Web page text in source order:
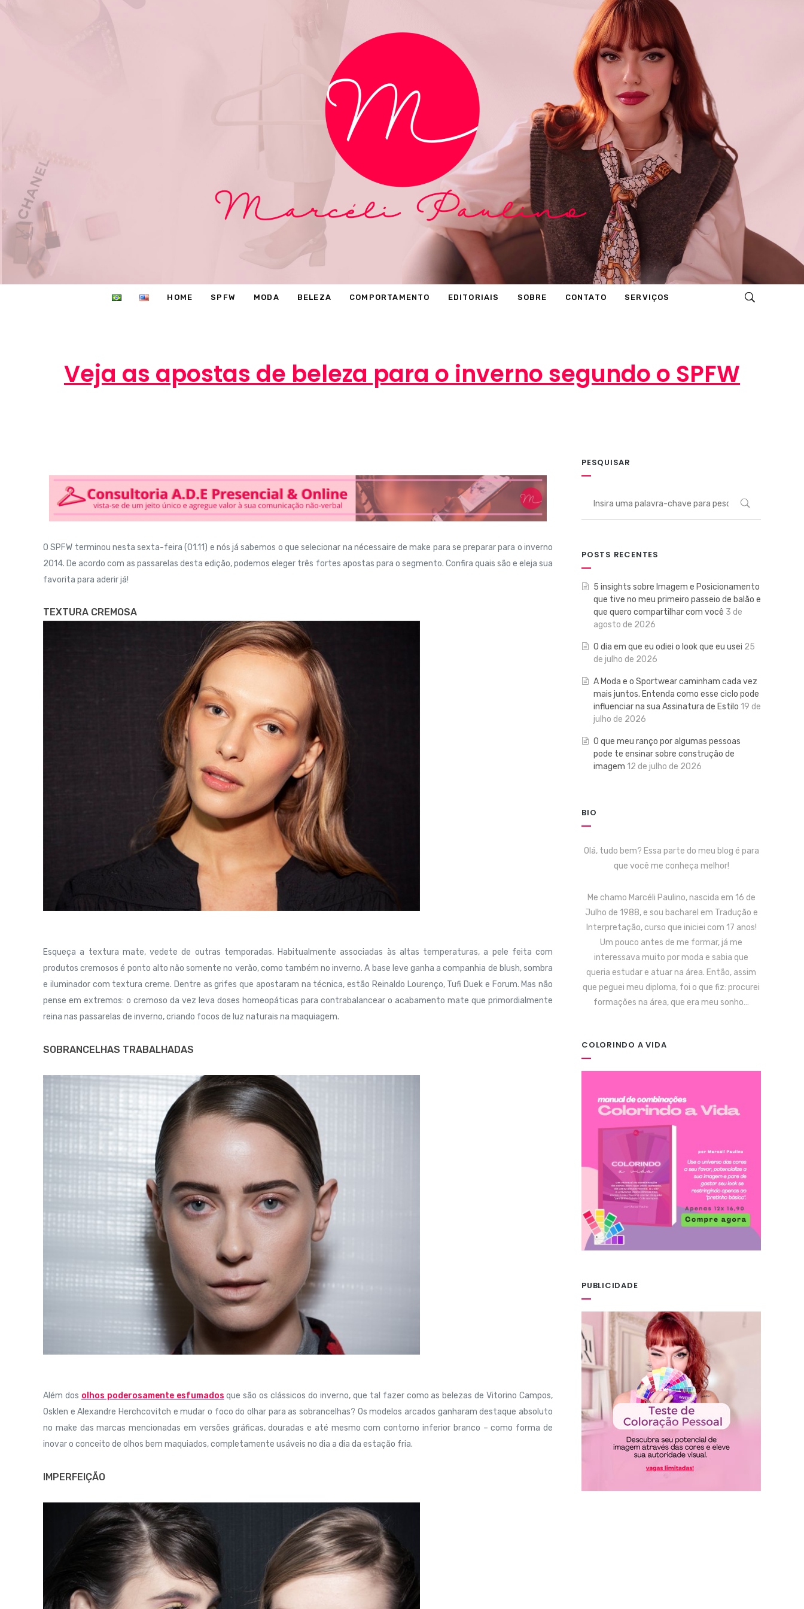
HOME SPFW MODA BELEZA COMPORTAMENTO EDITORIAIS SOBRE CONTATO SERVIÇOS
Veja as apostas de beleza para o inverno segundo o SPFW
O SPFW terminou nesta sexta-feira (01.11) e nós já sabemos o que selecionar na nécessaire de make para se preparar para o inverno
2014. De acordo com as passarelas desta edição, podemos eleger três fortes apostas para o segmento. Confira quais são e eleja sua
favorita para aderir já!
TEXTURA CREMOSA
Esqueça a textura mate, vedete de outras temporadas. Habitualmente associadas às altas temperaturas, a pele feita com
produtos cremosos é ponto alto não somente no verão, como também no inverno. A base leve ganha a companhia de blush, sombra
e iluminador com textura creme. Dentre as grifes que apostaram na técnica, estão Reinaldo Lourenço, Tufi Duek e Forum. Mas não
pense em extremos: o cremoso da vez leva doses homeopáticas para contrabalancear o acabamento mate que primordialmente
reina nas passarelas de inverno, criando focos de luz naturais na maquiagem.
SOBRANCELHAS TRABALHADAS
Além dos olhos poderosamente esfumados que são os clássicos do inverno, que tal fazer como as belezas de Vitorino Campos,
Osklen e Alexandre Herchcovitch e mudar o foco do olhar para as sobrancelhas? Os modelos arcados ganharam destaque absoluto
no make das marcas mencionadas em versões gráficas, douradas e até mesmo com contorno inferior branco – como forma de
inovar o conceito de olhos bem maquiados, completamente usáveis no dia a dia da estação fria.
IMPERFEIÇÃO
PESQUISAR
POSTS RECENTES
5 insights sobre Imagem e Posicionamento
que tive no meu primeiro passeio de balão e
que quero compartilhar com você 3 de
agosto de 2026
O dia em que eu odiei o look que eu usei 25
de julho de 2026
A Moda e o Sportwear caminham cada vez
mais juntos. Entenda como esse ciclo pode
influenciar na sua Assinatura de Estilo 19 de
julho de 2026
O que meu ranço por algumas pessoas
pode te ensinar sobre construção de
imagem 12 de julho de 2026
BIO
Olá, tudo bem? Essa parte do meu blog é para
que você me conheça melhor!
Me chamo Marcéli Paulino, nascida em 16 de
Julho de 1988, e sou bacharel em Tradução e
Interpretação, curso que iniciei com 17 anos!
Um pouco antes de me formar, já me
interessava muito por moda e sabia que
queria estudar e atuar na área. Então, assim
que peguei meu diploma, foi o que fiz: procurei
formações na área, que era meu sonho…
COLORINDO A VIDA
PUBLICIDADE